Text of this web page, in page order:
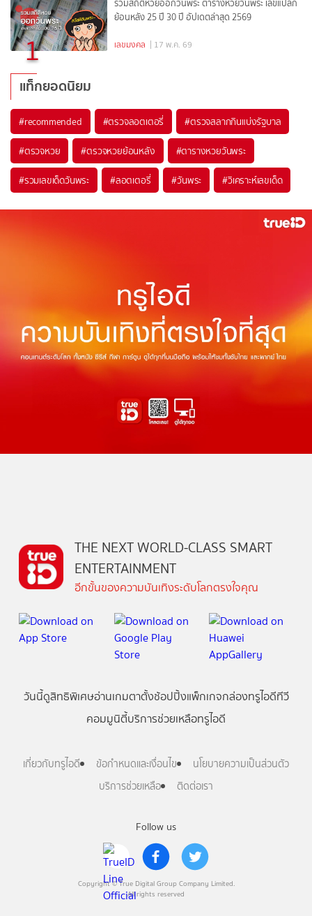
1
รวมสถิติหวยออกวันพระ ตารางหวยวันพระ เลขแปลก
ย้อนหลัง 25 ปี 30 ปี อัปเดตล่าสุด 2569
เลขมงคล | 17 พ.ค. 69
แท็กยอดนิยม
#recommended #ตรวจลอตเตอรี่ #ตรวจสลากกินแบ่งรัฐบาล
#ตรวจหวย #ตรวจหวยย้อนหลัง #ตารางหวยวันพระ
#รวมเลขเด็ดวันพระ #ลอตเตอรี่ #วันพระ #วิเคราะห์เลขเด็ด
Follow us
Copyright © True Digital Group Company Limited.
All rights reserved
THE NEXT WORLD-CLASS SMART
ENTERTAINMENT
อีกขั้นของความบันเทิงระดับโลกตรงใจคุณ
วันนี้ดูสิทธิพิเศษอ่านเกมตาตั้งช้อปปิ้งแพ็กเกจกล่องทรูไอดีทีวี
คอมมูนิตี้บริการช่วยเหลือทรูไอดี
เกี่ยวกับทรูไอดี ข้อกำหนดและเงื่อนไข
นโยบายความเป็นส่วนตัว
บริการช่วยเหลือ
ติดต่อเรา